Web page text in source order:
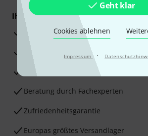
Geht klar
Cookies ablehnen
Impressum ·
Ihre Vorteile
3 Jahre Thomann Garantie
30 Tage Money-Back-Garantie
Beratung durch Fachexperten
Zufriedenheitsgarantie
Europas größtes Versandlager